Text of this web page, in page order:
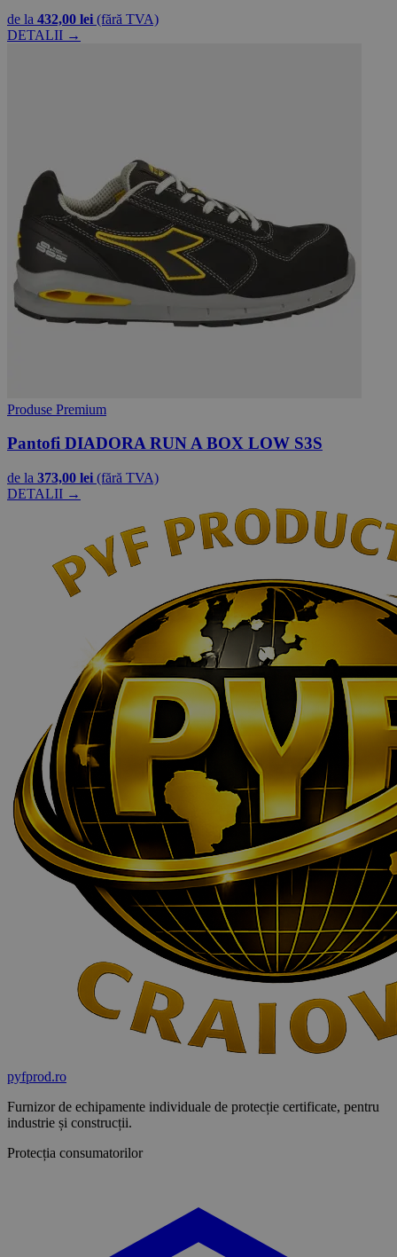
de la 432,00 lei (fără TVA)
DETALII →
Produse Premium
Pantofi DIADORA RUN A BOX LOW S3S
de la 373,00 lei (fără TVA)
DETALII →
pyfprod.ro
Furnizor de echipamente individuale de protecție certificate, pentru
industrie și construcții.
Protecția consumatorilor